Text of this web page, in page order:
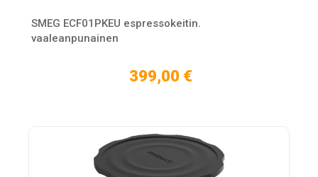
SMEG ECF01PKEU espressokeitin.
vaaleanpunainen
399,00 €